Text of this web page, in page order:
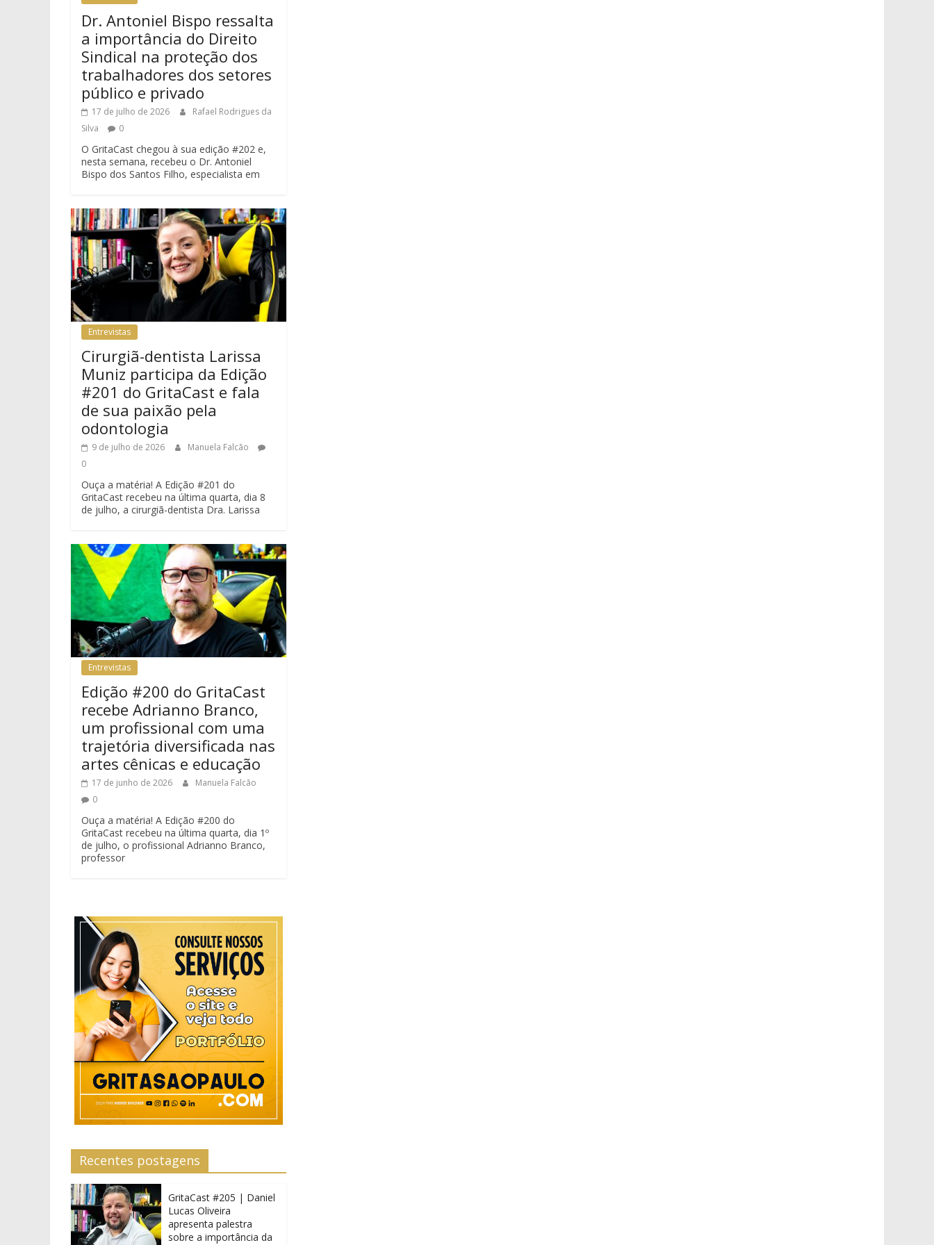
Dr. Antoniel Bispo ressalta
a importância do Direito
Sindical na proteção dos
trabalhadores dos setores
público e privado
17 de julho de 2026
Rafael Rodrigues da
Silva
0
O GritaCast chegou à sua edição #202 e,
nesta semana, recebeu o Dr. Antoniel
Bispo dos Santos Filho, especialista em
Entrevistas
Cirurgiã-dentista Larissa
Muniz participa da Edição
#201 do GritaCast e fala
de sua paixão pela
odontologia
9 de julho de 2026
Manuela Falcão
0
Ouça a matéria! A Edição #201 do
GritaCast recebeu na última quarta, dia 8
de julho, a cirurgiã-dentista Dra. Larissa
Entrevistas
Edição #200 do GritaCast
recebe Adrianno Branco,
um profissional com uma
trajetória diversificada nas
artes cênicas e educação
17 de junho de 2026
Manuela Falcão
0
Ouça a matéria! A Edição #200 do
GritaCast recebeu na última quarta, dia 1º
de julho, o profissional Adrianno Branco,
professor
Recentes postagens
GritaCast #205 | Daniel
Lucas Oliveira
apresenta palestra
sobre a importância da